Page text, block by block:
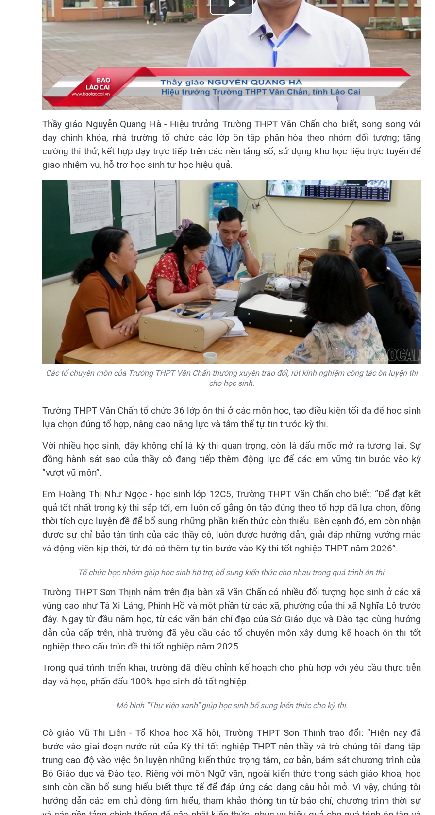
Play
Video
Thầy giáo Nguyễn Quang Hà - Hiệu trưởng Trường THPT Văn Chấn cho biết, song song với
dạy chính khóa, nhà trường tổ chức các lớp ôn tập phân hóa theo nhóm đối tượng; tăng
cường thi thử, kết hợp dạy trực tiếp trên các nền tảng số, sử dụng kho học liệu trực tuyến để
giao nhiệm vụ, hỗ trợ học sinh tự học hiệu quả.
Các tổ chuyên môn của Trường THPT Văn Chấn thường xuyên trao đổi, rút kinh nghiệm công tác ôn luyện thi
cho học sinh.
Trường THPT Văn Chấn tổ chức 36 lớp ôn thi ở các môn học, tạo điều kiện tối đa để học sinh
lựa chọn đúng tổ hợp, nâng cao năng lực và tâm thế tự tin trước kỳ thi.
Với nhiều học sinh, đây không chỉ là kỳ thi quan trọng, còn là dấu mốc mở ra tương lai. Sự
đồng hành sát sao của thầy cô đang tiếp thêm động lực để các em vững tin bước vào kỳ
“vượt vũ môn”.
Em Hoàng Thị Như Ngọc - học sinh lớp 12C5, Trường THPT Văn Chấn cho biết: “Để đạt kết
quả tốt nhất trong kỳ thi sắp tới, em luôn cố gắng ôn tập đúng theo tổ hợp đã lựa chọn, đồng
thời tích cực luyện đề để bổ sung những phần kiến thức còn thiếu. Bên cạnh đó, em còn nhận
được sự chỉ bảo tận tình của các thầy cô, luôn được hướng dẫn, giải đáp những vướng mắc
và động viên kịp thời, từ đó có thêm tự tin bước vào Kỳ thi tốt nghiệp THPT năm 2026”.